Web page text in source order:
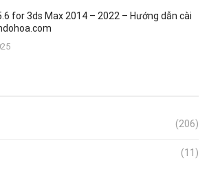
for 3ds Max 2014 – 2022 – Hướng dẫn cài
(206)
(11)